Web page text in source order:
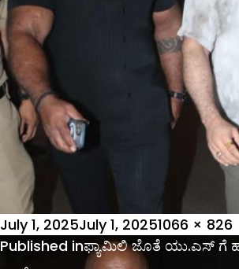
Posted
on
July 1, 2025July 1, 2025Full
size
1066 × 826
Post
Published inಫ್ಯಾಮಿಲಿ ಜೊತೆ ಯು.ಎಸ್ ಗೆ